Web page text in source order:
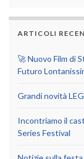
ARTICOLI
🚀 Nuovo Film di
Futuro
Grandi novità
Incontriamo il
Series Festival